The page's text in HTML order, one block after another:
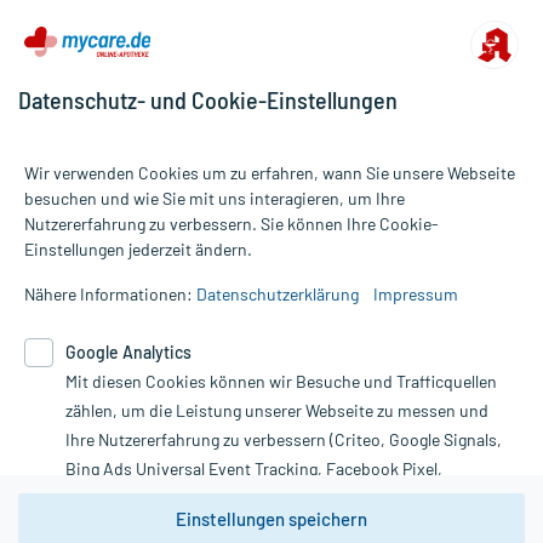
Alle Preise gelten inkl. MwSt., ggf. zzgl. Versandkosten
Informationen auf dieser Website werden ausschließlich für
die Untersuchung und Behandlung durch einen Arzt. Bitte
Therapien eingeleitet werden können. | Diese Webseite benutzt
Google Analytics. Lesen Sie bitte dazu die wichtigen Hinweise in
unserer Datenschutzerklärung. Für den Widerruf einer Bestellung
nutzen Sie das Formular:
Vertrag widerrufen
Datenschutz- und Cookie-Einstellungen
Wir verwenden Cookies um zu erfahren, wann Sie unsere Webseite
besuchen und wie Sie mit uns interagieren, um Ihre
Nutzererfahrung zu verbessern. Sie können Ihre Cookie-
Einstellungen jederzeit ändern.
Nähere Informationen: Datenschutzerklärung Impressum
Google Analytics
Mit diesen Cookies können wir Besuche und Trafficquellen
zählen, um die Leistung unserer Webseite zu messen und
Ihre Nutzererfahrung zu verbessern (Criteo, Google Signals,
Bing Ads Universal Event Tracking, Facebook Pixel,
Youtube-Social Plugin).
Einstellungen speichern